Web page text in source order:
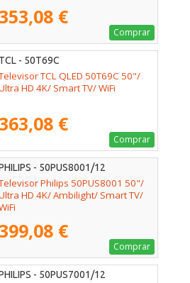
353,08 €
Comprar
TCL - 50T69C
TCL QLED 50T69C 50"/
HD 4K/ Smart TV/ WiFi
363,08 €
Comprar
- 50PUS8001/12
Philips 50PUS8001 50"/
HD 4K/ Ambilight/ Smart TV/
399,08 €
Comprar
- 50PUS7001/12